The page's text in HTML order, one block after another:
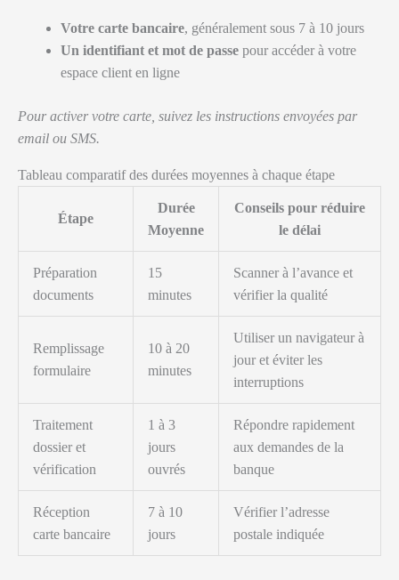
Votre carte bancaire, généralement sous 7 à 10 jours
Un identifiant et mot de passe pour accéder à votre
espace client en ligne
Pour activer votre carte, suivez les instructions envoyées par
email ou SMS.
Tableau comparatif des durées moyennes à chaque étape
Étape
Durée
Moyenne
Conseils pour réduire
le délai
Préparation
documents
15
minutes
Scanner à l’avance et
vérifier la qualité
Remplissage
formulaire
10 à 20
minutes
Utiliser un navigateur à
jour et éviter les
interruptions
Traitement
dossier et
vérification
1 à 3
jours
ouvrés
Répondre rapidement
aux demandes de la
banque
Réception
carte bancaire
7 à 10
jours
Vérifier l’adresse
postale indiquée